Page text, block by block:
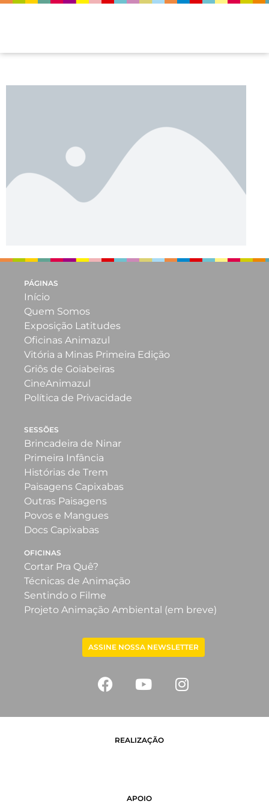
PÁGINAS
Início
Quem Somos
Exposição Latitudes
Oficinas Animazul
Vitória a Minas Primeira Edição
Griôs de Goiabeiras
CineAnimazul
Política de Privacidade
SESSÕES
Brincadeira de Ninar
Primeira Infância
Histórias de Trem
Paisagens Capixabas
Outras Paisagens
Povos e Mangues
Docs Capixabas
OFICINAS
Cortar Pra Quê?
Técnicas de Animação
Sentindo o Filme
Projeto Animação Ambiental (em breve)
ASSINE NOSSA NEWSLETTER
REALIZAÇÃO
APOIO